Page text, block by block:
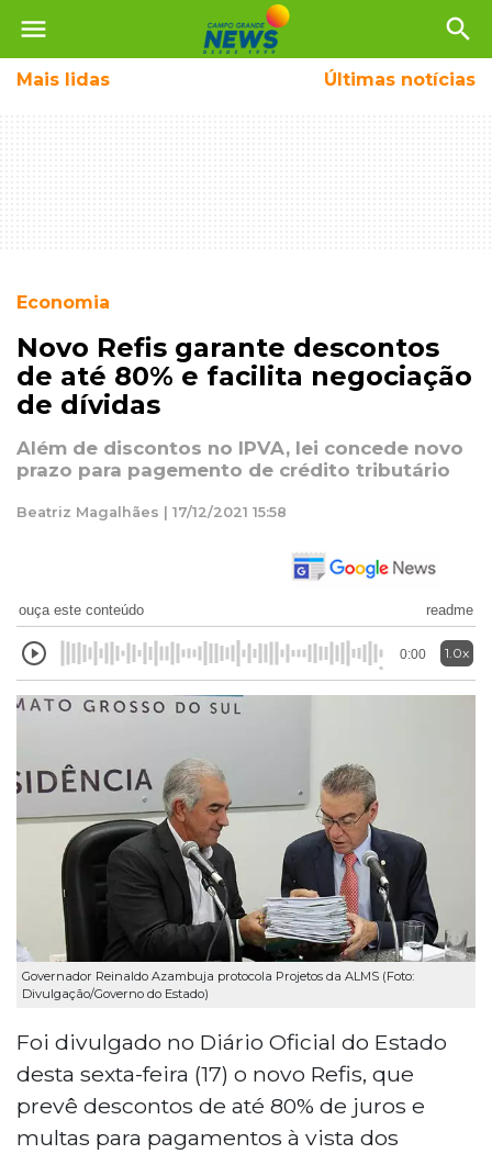
menu search
Mais lidas Últimas notícias
Economia
Novo Refis garante descontos
de até 80% e facilita negociação
de dívidas
Além de discontos no IPVA, lei concede novo
prazo para pagemento de crédito tributário
Beatriz Magalhães | 17/12/2021 15:58
ouça este conteúdo readme
0:00 1.0x
Governador Reinaldo Azambuja protocola Projetos da ALMS (Foto:
Divulgação/Governo do Estado)
Foi divulgado no Diário Oficial do Estado
desta sexta-feira (17) o novo Refis, que
prevê descontos de até 80% de juros e
multas para pagamentos à vista dos